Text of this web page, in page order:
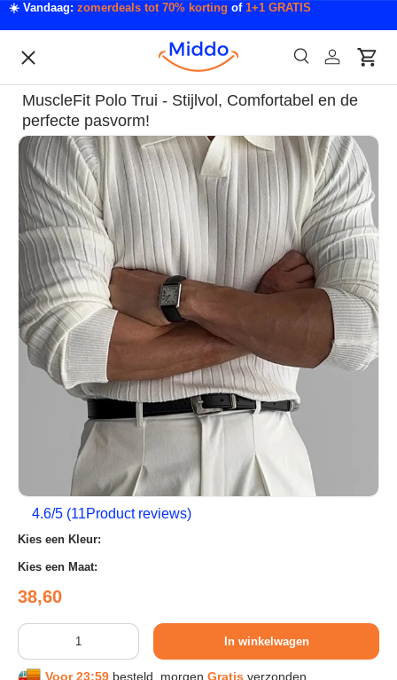
Ga naar inhoud
☀️ Vandaag: zomerdeals tot 70% korting of 1+1 GRATIS
Zoeken
Acties
ZoekenInloggen
Acties & Deals
Slaapkamer & Badkamer
Mode & Accessoires
Tech & Gadgets
Auto & Klussen
Tuin & Outdoor
Sport & Herstel
Wonen & Interieur
Kids & Speelgoed
Huishouden & Schoonmaak
MuscleFit Polo Trui - Stijlvol, Comfortabel en de
perfecte pasvorm!
Ga direct naar productinformatie
4.6/5 (11Product reviews)
Kies een Kleur:
Kies een Maat:
Reguliere prijs
38,60
Aantal
In winkelwagen
Voor 23:59 besteld, morgen Gratis verzonden